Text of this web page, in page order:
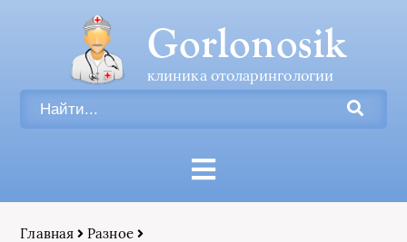
Gorlonosik
клиника отоларингологии
Главная Разное